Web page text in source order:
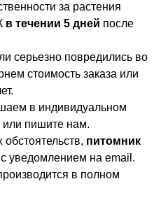
за растения
в течении 5 дней после
серьезно повредились во
стоимость заказа или
в индивидуальном
или пишите нам.
питомник
с уведомлением на email.
в полном